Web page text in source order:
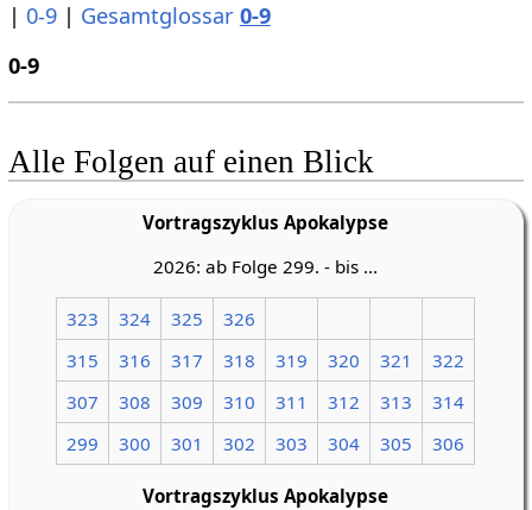
| 0-9| Gesamtglossar 0-9
0-9
Alle Folgen auf einen Blick
Vortragszyklus Apokalypse
2026: ab Folge 299. - bis ...
323 324 325
326
315
316 317 318 319 320 321
322
307
308 309 310 311 312 313
314
299
300 301 302 303 304 305 306
Vortragszyklus Apokalypse